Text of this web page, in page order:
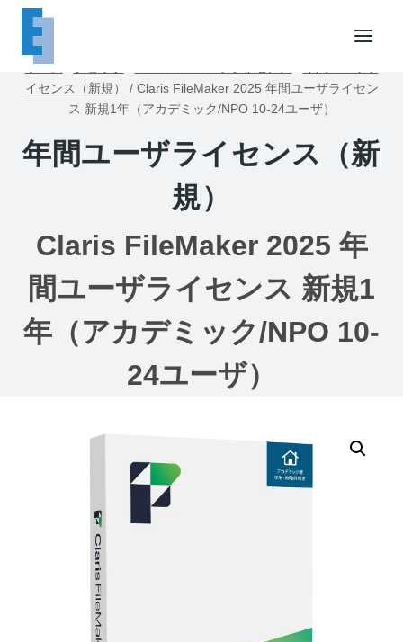
ホーム
イセンス（新規）
/ Claris FileMaker 2025 年間ユーザライセン
ス 新規1年（アカデミック/NPO 10-24ユーザ）
年間ユーザライセンス（新
規）
Claris FileMaker 2025 年
間ユーザライセンス 新規1
年（アカデミック/NPO 10-
24ユーザ）